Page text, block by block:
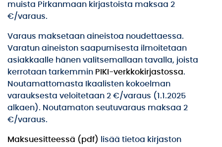
muista Pirkanmaan kirjastoista maksaa 2
€/varaus.
Varaus maksetaan aineistoa noudettaessa.
Varatun aineiston saapumisesta ilmoitetaan
asiakkaalle hänen valitsemallaan tavalla, joista
kerrotaan tarkemmin PIKI-verkkokirjastossa.
Noutamattomasta Ikaalisten kokoelman
varauksesta veloitetaan 2 €/varaus (1.1.2025
alkaen). Noutamaton seutuvaraus maksaa 2
€/varaus.
Maksuesitteessä (pdf)
lisää tietoa kirjaston